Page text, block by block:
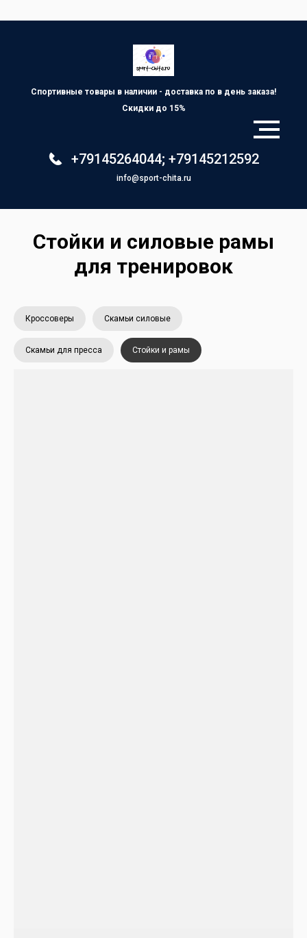
Спортивные товары в наличии - доставка по в день заказа!
Скидки до 15%
+79145264044; +79145212592
info@sport-chita.ru
Стойки и силовые рамы
для тренировок
Кроссоверы Скамьи силовые
Скамьи для пресса Стойки и рамы